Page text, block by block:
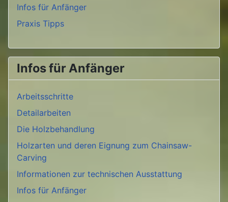
Infos für Anfänger
Praxis Tipps
Infos für Anfänger
Arbeitsschritte
Detailarbeiten
Die Holzbehandlung
Holzarten und deren Eignung zum Chainsaw-
Carving
Informationen zur technischen Ausstattung
Infos für Anfänger